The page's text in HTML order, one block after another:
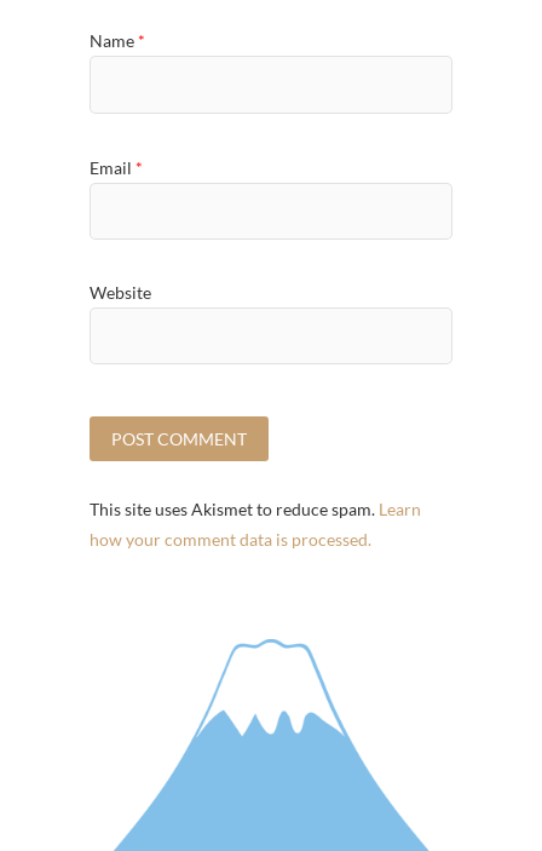
Name *
Email *
Website
This site uses Akismet to reduce spam. Learn
how your comment data is processed.